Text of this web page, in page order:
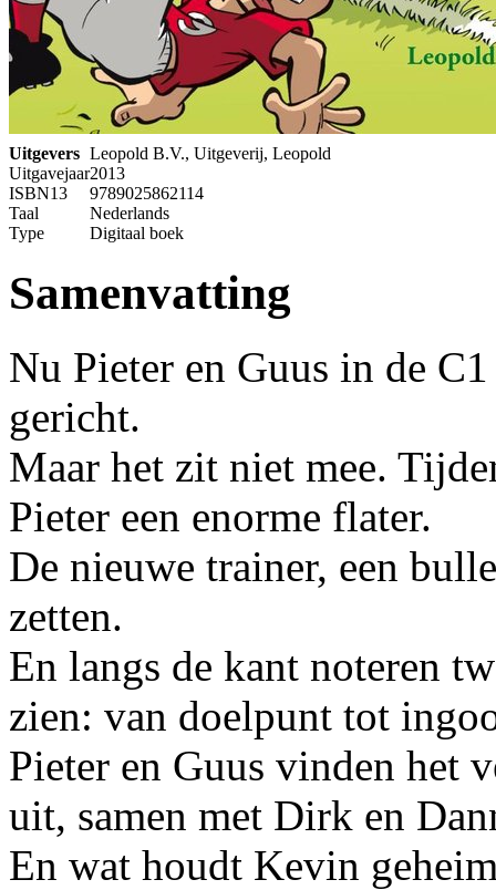
Uitgevers Leopold B.V., Uitgeverij, Leopold
Uitgavejaar2013
ISBN13
9789025862114
Taal
Nederlands
Type
Digitaal boek
Samenvatting
Nu Pieter en Guus in de
gericht.
Maar het zit niet mee.
Pieter een enorme flater.
De nieuwe trainer, een
zetten.
En langs de kant noteren
zien: van doelpunt tot
Pieter en Guus vinden het
uit, samen met Dirk en
En wat houdt Kevin